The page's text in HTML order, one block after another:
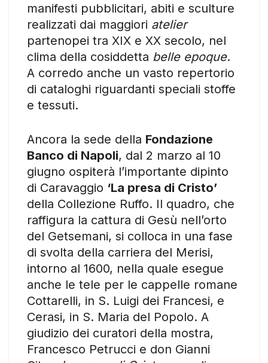
manifesti pubblicitari, abiti e sculture
realizzati dai maggiori atelier
partenopei tra XIX e XX secolo, nel
clima della cosiddetta belle epoque.
A corredo anche un vasto repertorio
di cataloghi riguardanti speciali stoffe
e tessuti.
Ancora la sede della Fondazione
Banco di Napoli, dal 2 marzo al 10
giugno ospiterà l’importante dipinto
di Caravaggio ‘La presa di Cristo’
della Collezione Ruffo. Il quadro, che
raffigura la cattura di Gesù nell’orto
del Getsemani, si colloca in una fase
di svolta della carriera del Merisi,
intorno al 1600, nella quale esegue
anche le tele per le cappelle romane
Cottarelli, in S. Luigi dei Francesi, e
Cerasi, in S. Maria del Popolo. A
giudizio dei curatori della mostra,
Francesco Petrucci e don Gianni